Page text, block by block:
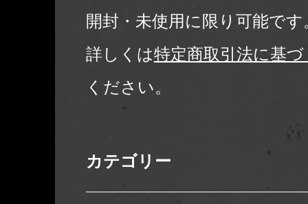
開封・未使用に限り可能です
詳しくは特定商取引法に基
ください。
カテゴリー